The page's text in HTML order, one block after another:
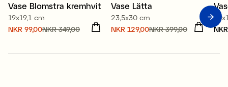
Sale
Vase Blomstra kremhvit
19x19,1 cm
Nåværende pris:
NKR 99,00NKR 349,00
Sale
Vase Lätta
23,5x30 cm
Nåværende pris:
NKR 129,00NKR 399,00